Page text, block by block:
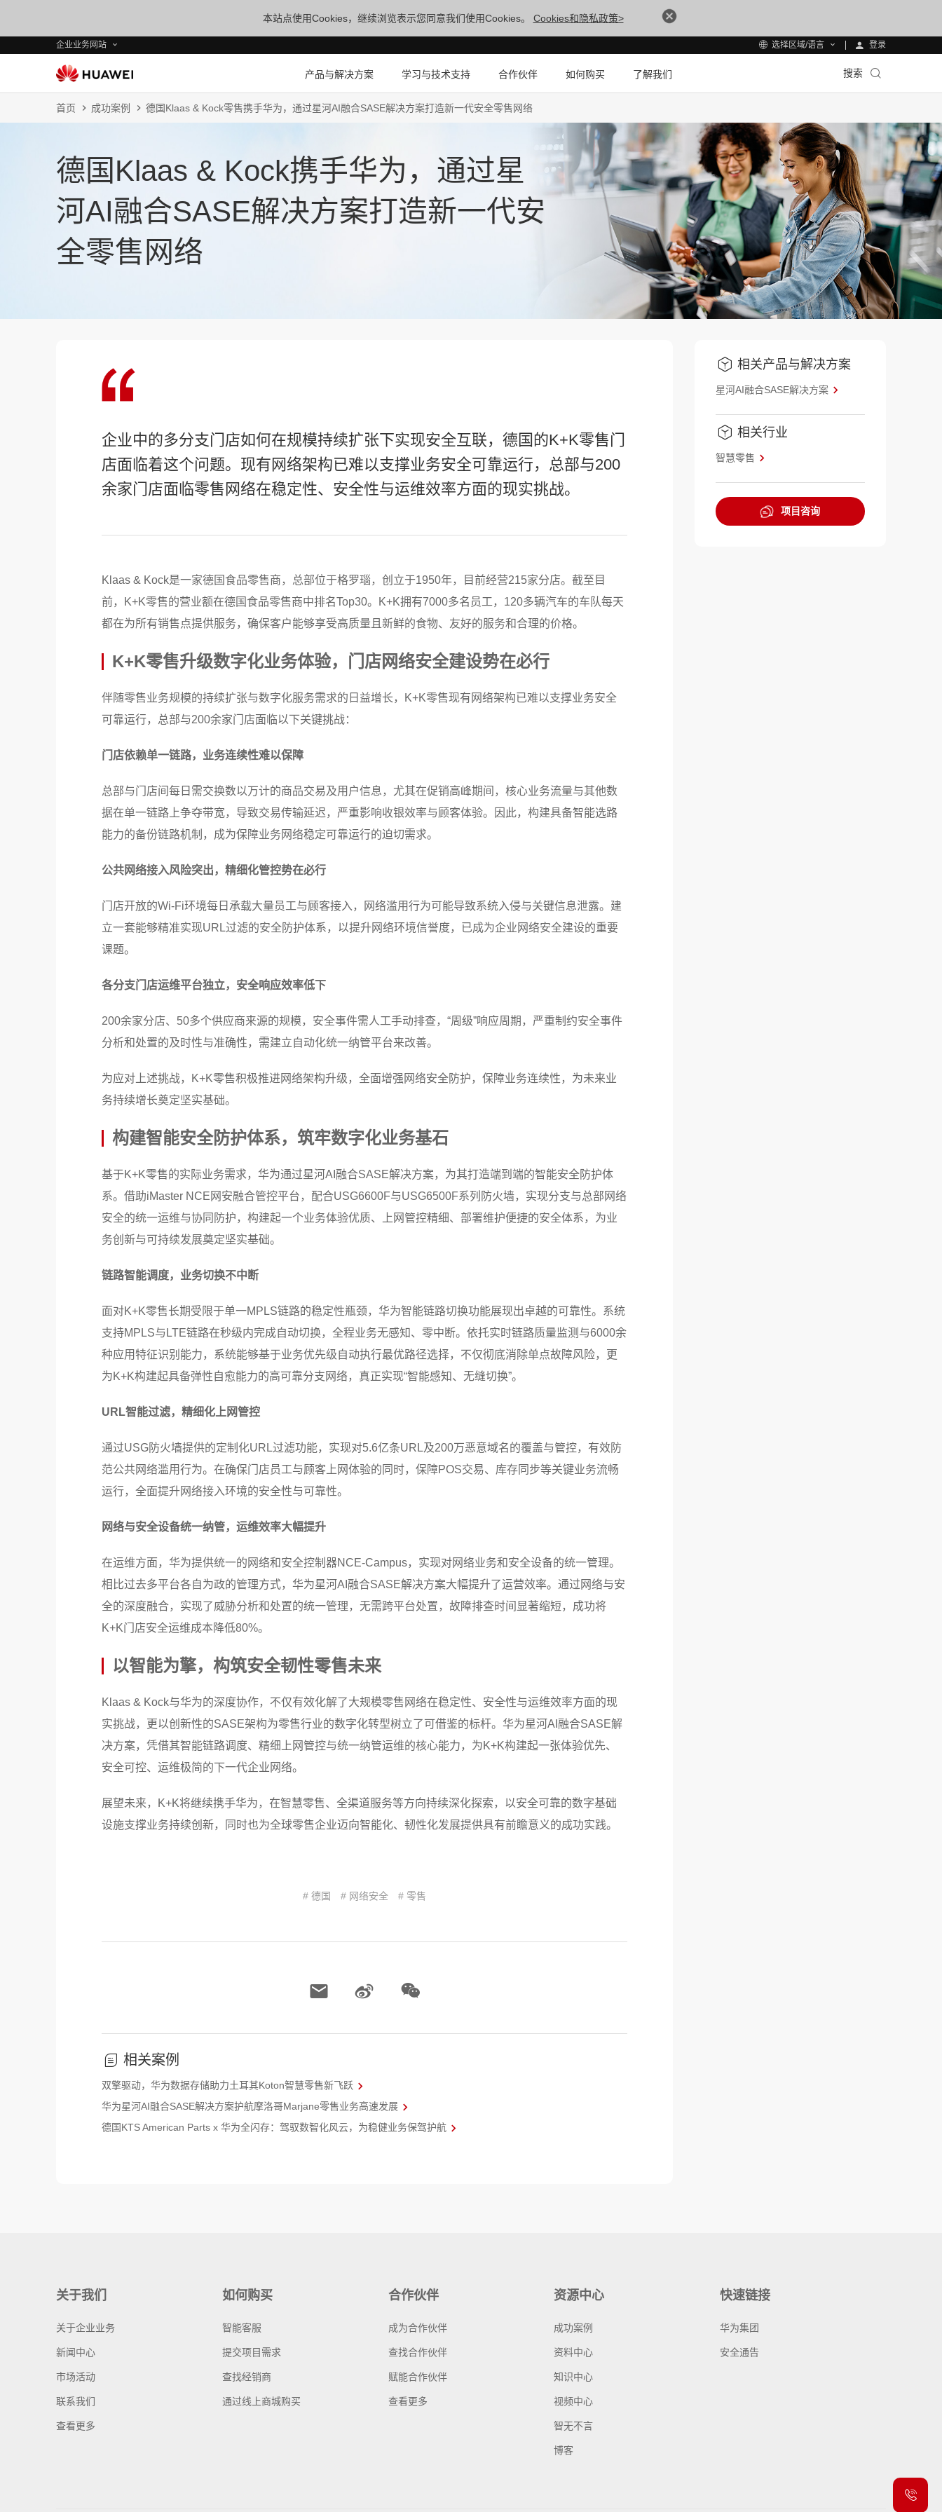
本站点使用Cookies，继续浏览表示您同意我们使用Cookies。 Cookies和隐私政策>
企业业务网站 选择区域/语言 登录
产品与解决方案 学习与技术支持 合作伙伴 如何购买 了解我们 搜索
首页 成功案例 德国Klaas & Kock零售携手华为，通过星河AI融合SASE解决方案打造新一代安全零售网络
德国Klaas & Kock携手华为，通过星
河AI融合SASE解决方案打造新一代安
全零售网络
企业中的多分支门店如何在规模持续扩张下实现安全互联，德国的K+K零售门
店面临着这个问题。现有网络架构已难以支撑业务安全可靠运行，总部与200
余家门店面临零售网络在稳定性、安全性与运维效率方面的现实挑战。
Klaas & Kock是一家德国食品零售商，总部位于格罗瑙，创立于1950年，目前经营215家分店。截至目
前，K+K零售的营业额在德国食品零售商中排名Top30。K+K拥有7000多名员工，120多辆汽车的车队每天
都在为所有销售点提供服务，确保客户能够享受高质量且新鲜的食物、友好的服务和合理的价格。
K+K零售升级数字化业务体验，门店网络安全建设势在必行
伴随零售业务规模的持续扩张与数字化服务需求的日益增长，K+K零售现有网络架构已难以支撑业务安全
可靠运行，总部与200余家门店面临以下关键挑战：
门店依赖单一链路，业务连续性难以保障
总部与门店间每日需交换数以万计的商品交易及用户信息，尤其在促销高峰期间，核心业务流量与其他数
据在单一链路上争夺带宽，导致交易传输延迟，严重影响收银效率与顾客体验。因此，构建具备智能选路
能力的备份链路机制，成为保障业务网络稳定可靠运行的迫切需求。
公共网络接入风险突出，精细化管控势在必行
门店开放的Wi-Fi环境每日承载大量员工与顾客接入，网络滥用行为可能导致系统入侵与关键信息泄露。建
立一套能够精准实现URL过滤的安全防护体系，以提升网络环境信誉度，已成为企业网络安全建设的重要
课题。
各分支门店运维平台独立，安全响应效率低下
200余家分店、50多个供应商来源的规模，安全事件需人工手动排查，“周级”响应周期，严重制约安全事件
分析和处置的及时性与准确性，需建立自动化统一纳管平台来改善。
为应对上述挑战，K+K零售积极推进网络架构升级，全面增强网络安全防护，保障业务连续性，为未来业
务持续增长奠定坚实基础。
构建智能安全防护体系，筑牢数字化业务基石
基于K+K零售的实际业务需求，华为通过星河AI融合SASE解决方案，为其打造端到端的智能安全防护体
系。借助iMaster NCE网安融合管控平台，配合USG6600F与USG6500F系列防火墙，实现分支与总部网络
安全的统一运维与协同防护，构建起一个业务体验优质、上网管控精细、部署维护便捷的安全体系，为业
务创新与可持续发展奠定坚实基础。
链路智能调度，业务切换不中断
面对K+K零售长期受限于单一MPLS链路的稳定性瓶颈，华为智能链路切换功能展现出卓越的可靠性。系统
支持MPLS与LTE链路在秒级内完成自动切换，全程业务无感知、零中断。依托实时链路质量监测与6000余
种应用特征识别能力，系统能够基于业务优先级自动执行最优路径选择，不仅彻底消除单点故障风险，更
为K+K构建起具备弹性自愈能力的高可靠分支网络，真正实现“智能感知、无缝切换”。
URL智能过滤，精细化上网管控
通过USG防火墙提供的定制化URL过滤功能，实现对5.6亿条URL及200万恶意域名的覆盖与管控，有效防
范公共网络滥用行为。在确保门店员工与顾客上网体验的同时，保障POS交易、库存同步等关键业务流畅
运行，全面提升网络接入环境的安全性与可靠性。
网络与安全设备统一纳管，运维效率大幅提升
在运维方面，华为提供统一的网络和安全控制器NCE-Campus，实现对网络业务和安全设备的统一管理。
相比过去多平台各自为政的管理方式，华为星河AI融合SASE解决方案大幅提升了运营效率。通过网络与安
全的深度融合，实现了威胁分析和处置的统一管理，无需跨平台处置，故障排查时间显著缩短，成功将
K+K门店安全运维成本降低80%。
以智能为擎，构筑安全韧性零售未来
Klaas & Kock与华为的深度协作，不仅有效化解了大规模零售网络在稳定性、安全性与运维效率方面的现
实挑战，更以创新性的SASE架构为零售行业的数字化转型树立了可借鉴的标杆。华为星河AI融合SASE解
决方案，凭借其智能链路调度、精细上网管控与统一纳管运维的核心能力，为K+K构建起一张体验优先、
安全可控、运维极简的下一代企业网络。
展望未来，K+K将继续携手华为，在智慧零售、全渠道服务等方向持续深化探索，以安全可靠的数字基础
设施支撑业务持续创新，同时也为全球零售企业迈向智能化、韧性化发展提供具有前瞻意义的成功实践。
# 德国 # 网络安全 # 零售
相关案例
双擎驱动，华为数据存储助力土耳其Koton智慧零售新飞跃
华为星河AI融合SASE解决方案护航摩洛哥Marjane零售业务高速发展
德国KTS American Parts x 华为全闪存：驾驭数智化风云，为稳健业务保驾护航
相关产品与解决方案
星河AI融合SASE解决方案
相关行业
智慧零售
项目咨询
关于我们
关于企业业务
新闻中心
市场活动
联系我们
查看更多
如何购买
智能客服
提交项目需求
查找经销商
通过线上商城购买
合作伙伴
成为合作伙伴
查找合作伙伴
赋能合作伙伴
查看更多
资源中心
成功案例
资料中心
知识中心
视频中心
智无不言
博客
快速链接
华为集团
安全通告